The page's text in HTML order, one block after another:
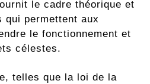
le cadre théorique et
qui permettent aux
le fonctionnement et
célestes.
telles que la loi de la